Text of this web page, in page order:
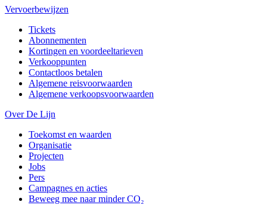
Vervoerbewijzen
Tickets
Abonnementen
Kortingen en voordeeltarieven
Verkooppunten
Contactloos betalen
Algemene reisvoorwaarden
Algemene verkoopsvoorwaarden
Over De Lijn
Toekomst en waarden
Organisatie
Projecten
Jobs
Pers
Campagnes en acties
Beweeg mee naar minder CO₂